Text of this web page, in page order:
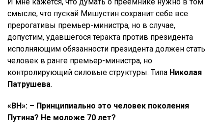
смысле, что пускай Мишустин сохранит себе все
прерогативы премьер-министра, но в случае,
допустим, удавшегося теракта против президента
исполняющим обязанности президента должен стать
человек в ранге премьер-министра, но
контролирующий силовые структуры. Типа Николая
Патрушева.
«ВН»: – Принципиально это человек поколения
Путина? Не моложе 70 лет?